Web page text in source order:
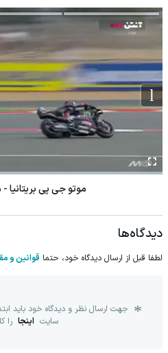
موتو جی پی بریتانیا
دیدگاه‌ها
لطفا قبل از ارسال دیدگاه خود، حتما قوانین و
جهت ارسال نظر و دیدگاه خود باید
سایت اینجا را